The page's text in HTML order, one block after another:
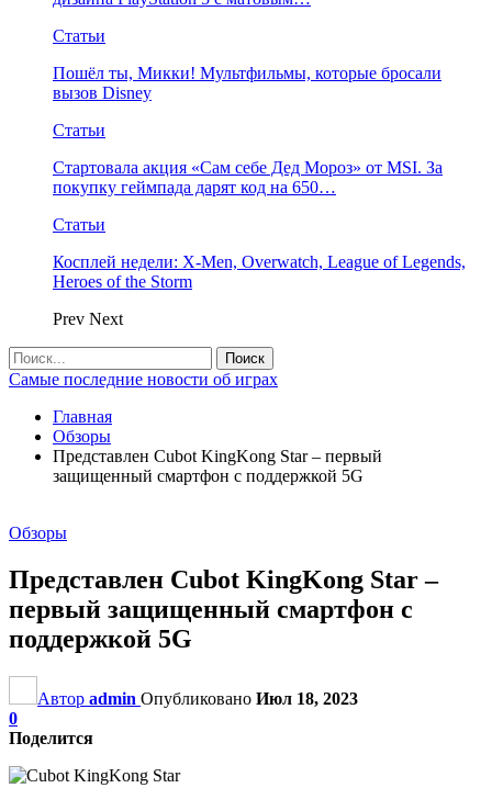
Статьи
Пошёл ты, Микки! Мультфильмы, которые бросали
вызов Disney
Статьи
Стартовала акция «Сам себе Дед Мороз» от MSI. За
покупку геймпада дарят код на 650…
Статьи
Косплей недели: X-Men, Overwatch, League of Legends,
Heroes of the Storm
Prev Next
Самые последние новости об играх
Главная
Обзоры
Представлен Cubot KingKong Star – первый
защищенный смартфон с поддержкой 5G
Обзоры
Представлен Cubot KingKong Star –
первый защищенный смартфон с
поддержкой 5G
Автор admin Опубликовано Июл 18, 2023
0
Поделится